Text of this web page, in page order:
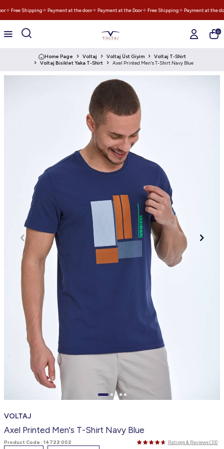
✧ Free Shipping✧ Payment at the door✧ Payment at the Door✧ Free Shipping✧ Payment at the
0
Home Page Voltaj Voltaj Üst Giyim
Voltaj T-Shirt
Voltaj Bisiklet Yaka T-Shirt
Axel Printed Men's T-Shirt Navy Blue
VOLTAJ
Axel Printed Men's T-Shirt Navy Blue
Product Code : 14722 002 Ratings & Reviews (33)